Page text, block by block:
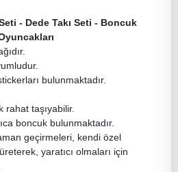
- Dede Takı Seti - Boncuk
bulunmaktadır.
taşıyabilir.
boncuk bulunmaktadır.
geçirmeleri, kendi özel
yaratıcı olmaları için